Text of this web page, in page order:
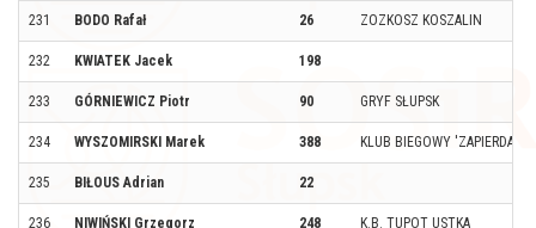
231 BODO Rafał 26 ZOZKOSZ KOSZALIN
232 KWIATEK Jacek 198
233 GÓRNIEWICZ Piotr 90 GRYF SŁUPSK
234 WYSZOMIRSKI Marek 388 KLUB BIEGOWY
235 BIŁOUS Adrian 22
236 NIWIŃSKI Grzegorz 248 K.B. TUPOT USTKA